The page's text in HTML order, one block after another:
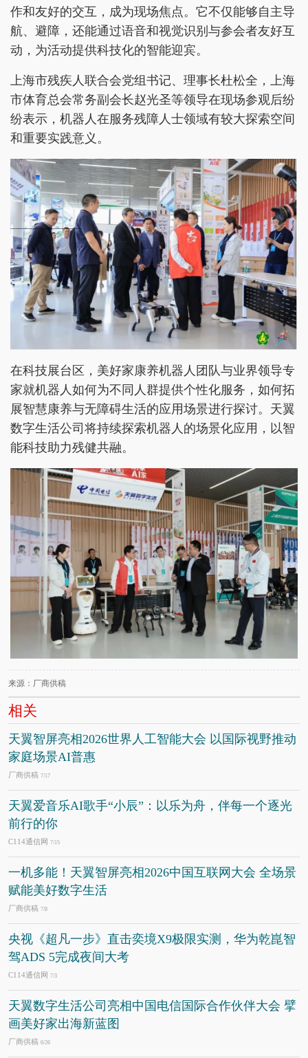
作和友好的交互，成为现场焦点。它不仅能够自主导
航、避障，还能通过语音和视觉识别与参会者友好互
动，为活动提供科技化的智能迎宾。
上海市残疾人联合会党组书记、理事长杜松全，上海
市体育总会常务副会长赵光圣等领导在现场参观后纷
纷表示，机器人在服务残障人士领域有较大探索空间
和重要实践意义。
在科技展台区，美好家康养机器人团队与业界领导专
家就机器人如何为不同人群提供个性化服务，如何拓
展智慧康养与无障碍生活的应用场景进行探讨。天翼
数字生活公司将持续探索机器人的场景化应用，以智
能科技助力残健共融。
来源：厂商供稿
相关
天翼智屏亮相2026世界人工智能大会 以国际视野推动
家庭场景AI普惠
厂商供稿 7/17
天翼爱音乐AI歌手“小辰”：以乐为舟，伴每一个逐光
前行的你
C114通信网 7/15
一机多能！天翼智屏亮相2026中国互联网大会 全场景
赋能美好数字生活
厂商供稿 7/8
央视《超凡一步》直击奕境X9极限实测，华为乾崑智
驾ADS 5完成夜间大考
C114通信网 7/3
天翼数字生活公司亮相中国电信国际合作伙伴大会 擘
画美好家出海新蓝图
厂商供稿 6/26